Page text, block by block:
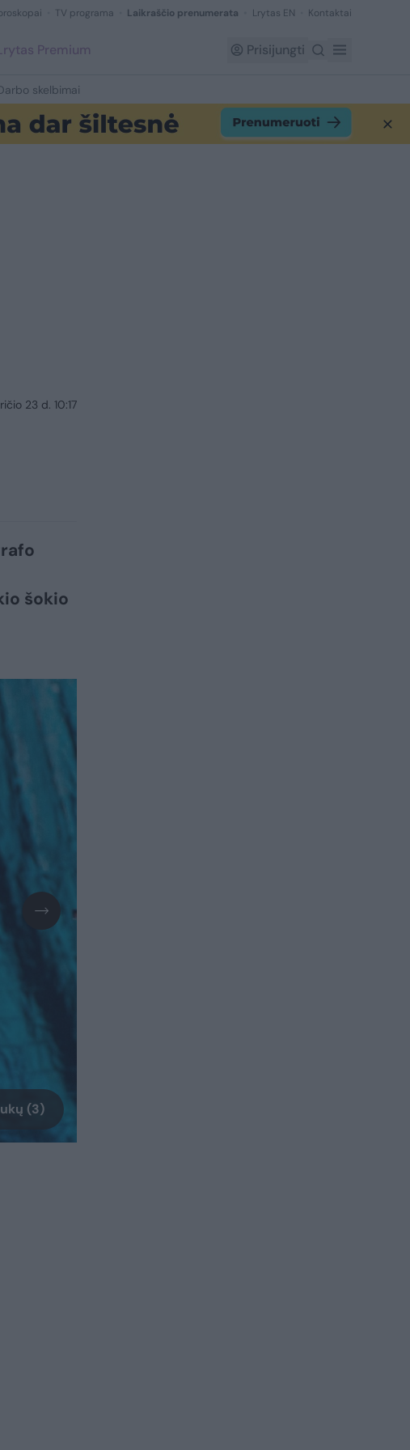
TV programa Laikraščio prenumerata Lrytas EN Kontaktai
Premium Prisijungti
skelbimai
23 d. 10:17
šokio
(3)